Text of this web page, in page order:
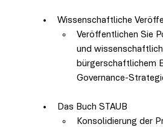
Wissenschaftliche
Veröffentlichen Sie
und
bürgerschaftlichem
Governance-
Das Buch STAUB
Konsolidierung der